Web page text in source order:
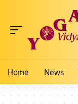
Home News